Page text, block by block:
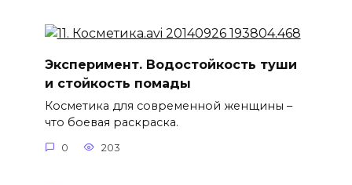
Эксперимент. Водостойкость туши
и стойкость помады
Косметика для современной женщины –
что боевая раскраска.
0 203